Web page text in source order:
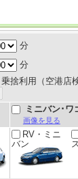
分
分
乗捨利用（空港店
ミニバン･ワ
画像を見る
RV・ミニ
バン